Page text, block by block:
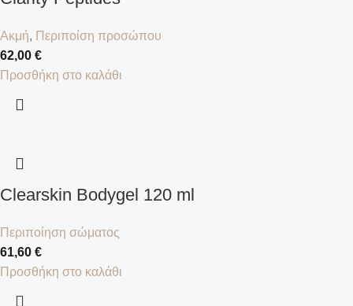
Ακμή, Περιποίση προσώπου
62,00 €
Προσθήκη στο καλάθι
Clearskin Bodygel 120 ml
Περιποίηση σώματος
61,60 €
Προσθήκη στο καλάθι